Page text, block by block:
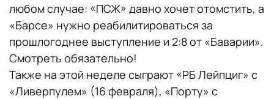
любом случае: «ПСЖ» давно хочет отомстить, а
«Барсе» нужно реабилитироваться за
прошлогоднее выступление и 2:8 от «Баварии».
Смотреть обязательно!
Также на этой неделе сыграют «РБ Лейпциг» с
«Ливерпулем» (16 февраля), «Порту» с